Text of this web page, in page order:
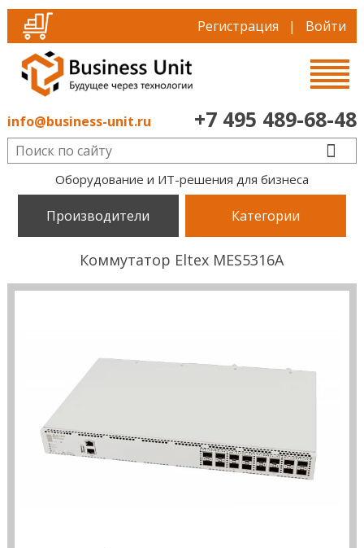
Регистрация | Войти
info@business-unit.ru +7 495 489-68-48
Оборудование и ИТ-решения для бизнеса
Производители Категории
Коммутатор Eltex MES5316A